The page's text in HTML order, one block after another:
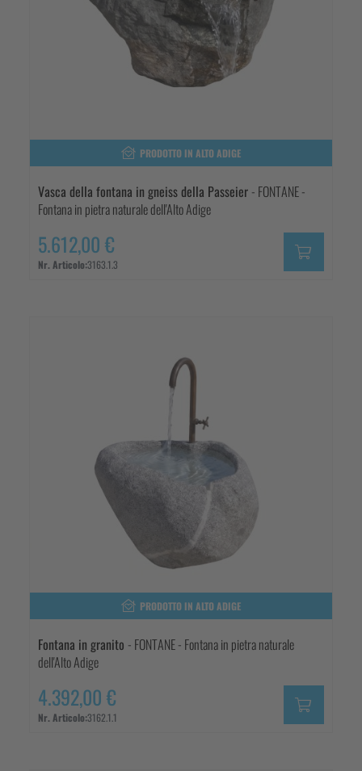
PRODOTTO IN ALTO ADIGE
Vasca della fontana in gneiss della Passeier - FONTANE -
Fontana in pietra naturale dell'Alto Adige
5.612,00 €
Nr. Articolo:3163.1.3
PRODOTTO IN ALTO ADIGE
Fontana in granito - FONTANE - Fontana in pietra naturale
dell'Alto Adige
4.392,00 €
Nr. Articolo:3162.1.1